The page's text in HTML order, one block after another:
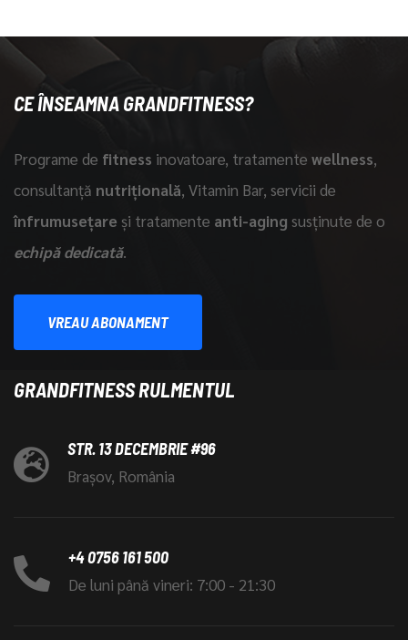
CE ÎNSEAMNA GRANDFITNESS?
Programe de fitness inovatoare, tratamente wellness,
consultanță nutrițională, Vitamin Bar, servicii de
înfrumusețare și tratamente anti-aging susținute de o
echipă dedicată.
VREAU ABONAMENT
GRANDFITNESS RULMENTUL
STR. 13 DECEMBRIE #96
Brașov, România
+4 0756 161 500
De luni până vineri: 7:00 - 21:30